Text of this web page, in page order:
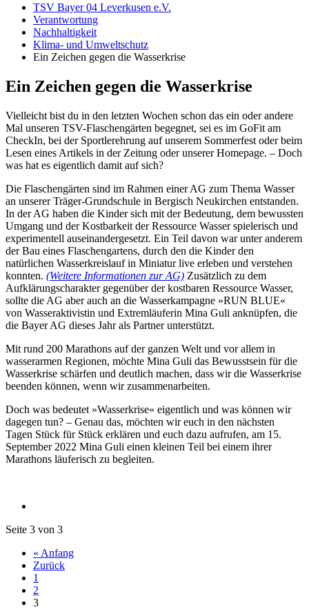
TSV Bayer 04 Leverkusen e.V.
Verantwortung
Nachhaltigkeit
Klima- und Umweltschutz
Ein Zeichen gegen die Wasserkrise
Ein Zeichen gegen die Wasserkrise
Vielleicht bist du in den letzten Wochen schon das ein oder andere
Mal unseren TSV-Flaschengärten begegnet, sei es im GoFit am
CheckIn, bei der Sportlerehrung auf unserem Sommerfest oder beim
Lesen eines Artikels in der Zeitung oder unserer Homepage. – Doch
was hat es eigentlich damit auf sich?
Die Flaschengärten sind im Rahmen einer AG zum Thema Wasser
an unserer Träger-Grundschule in Bergisch Neukirchen entstanden.
In der AG haben die Kinder sich mit der Bedeutung, dem bewussten
Umgang und der Kostbarkeit der Ressource Wasser spielerisch und
experimentell auseinandergesetzt. Ein Teil davon war unter anderem
der Bau eines Flaschengartens, durch den die Kinder den
natürlichen Wasserkreislauf in Miniatur live erleben und verstehen
konnten. (Weitere Informationen zur AG) Zusätzlich zu dem
Aufklärungscharakter gegenüber der kostbaren Ressource Wasser,
sollte die AG aber auch an die Wasserkampagne »RUN BLUE«
von Wasseraktivistin und Extremläuferin Mina Guli anknüpfen, die
die Bayer AG dieses Jahr als Partner unterstützt.
Mit rund 200 Marathons auf der ganzen Welt und vor allem in
wasserarmen Regionen, möchte Mina Guli das Bewusstsein für die
Wasserkrise schärfen und deutlich machen, dass wir die Wasserkrise
beenden können, wenn wir zusammenarbeiten.
Doch was bedeutet »Wasserkrise« eigentlich und was können wir
dagegen tun? – Genau das, möchten wir euch in den nächsten
Tagen Stück für Stück erklären und euch dazu aufrufen, am 15.
September 2022 Mina Guli einen kleinen Teil bei einem ihrer
Marathons läuferisch zu begleiten.
Seite 3 von 3
« Anfang
Zurück
1
2
3